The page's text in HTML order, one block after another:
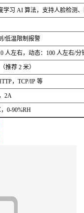
学习 AI 算法，支持人脸检测
/低温限制报警
人左右，动态：100 人左右/分
推荐 2 米）
，TCP/IP 等
2A
0-90%RH